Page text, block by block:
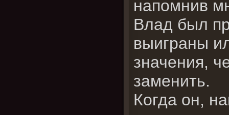
напомнив
Влад был
выиграны
значения,
заменить.
Когда он,